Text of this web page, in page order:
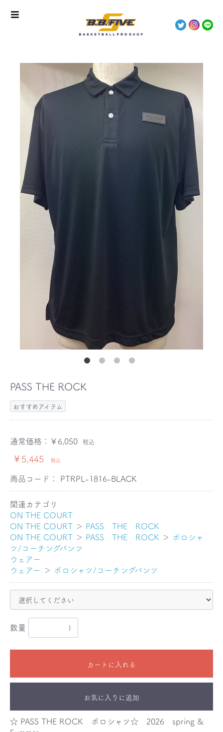
PASS THE ROCK
おすすめアイテム
通常価格： ￥6,050 税込
￥5,445 税込
商品コード： PTRPL-1816-BLACK
関連カテゴリ
ON THE COURT
ON THE COURT ＞ PASS THE ROCK
ON THE COURT ＞ PASS THE ROCK ＞ ポロシャ
ツ/コーチングパンツ
ウェアー
ウェアー ＞ ポロシャツ/コーチングパンツ
数量
カートに入れる
お気に入りに追加
☆ PASS THE ROCK ポロシャツ☆ 2026 spring &